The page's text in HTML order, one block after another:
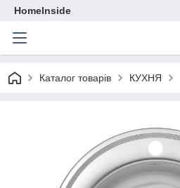
HomeInside
Каталог товарiв КУХНЯ